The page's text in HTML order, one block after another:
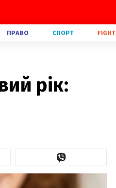
ПРАВО СПОРТ FIGHT
рік: